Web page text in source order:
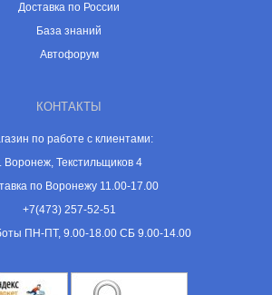
Доставка по России
База знаний
Автофорум
КОНТАКТЫ
по работе с клиентами:
Воронеж, Текстильщиков 4
по Воронежу 11.00-17.00
+7(473) 257-52-51
ПН-ПТ, 9.00-18.00 СБ 9.00-14.00